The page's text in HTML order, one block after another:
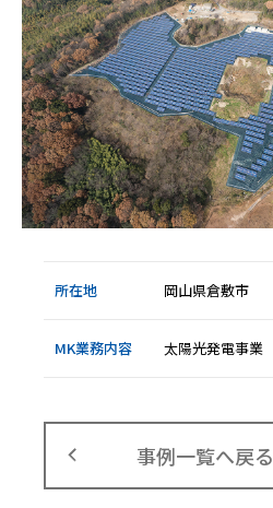
所在地 岡山県倉敷市
MK業務内容 太陽光発電事業
事例一覧へ戻る